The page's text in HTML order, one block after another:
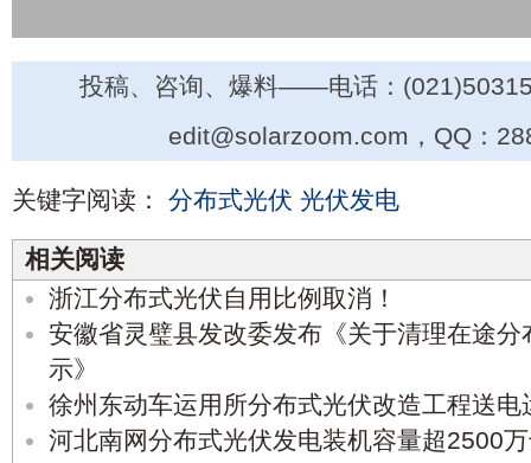
投稿、咨询、爆料——电话：
edit@solarzoom.com，QQ：
关键字阅读： 分布式光伏 光伏发电
相关阅读
浙江分布式光伏自用比例取消！
安徽省灵璧县发改委发布《关于清理在途
示》
徐州东动车运用所分布式光伏改造工程送电
河北南网分布式光伏发电装机容量超2500